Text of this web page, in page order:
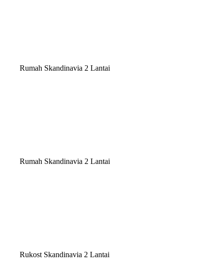
Rumah Skandinavia 2 Lantai
Rumah Skandinavia 2 Lantai
Rukost Skandinavia 2 Lantai